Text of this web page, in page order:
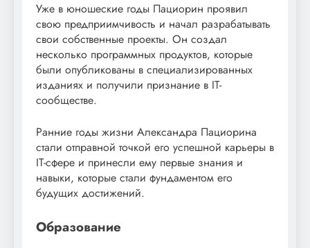
Уже в юношеские годы Пациорин проявил
свою предприимчивость и начал разрабатывать
свои собственные проекты. Он создал
несколько программных продуктов, которые
были опубликованы в специализированных
изданиях и получили признание в IT-
сообществе.
Ранние годы жизни Александра Пациорина
стали отправной точкой его успешной карьеры в
IT-сфере и принесли ему первые знания и
навыки, которые стали фундаментом его
будущих достижений.
Образование